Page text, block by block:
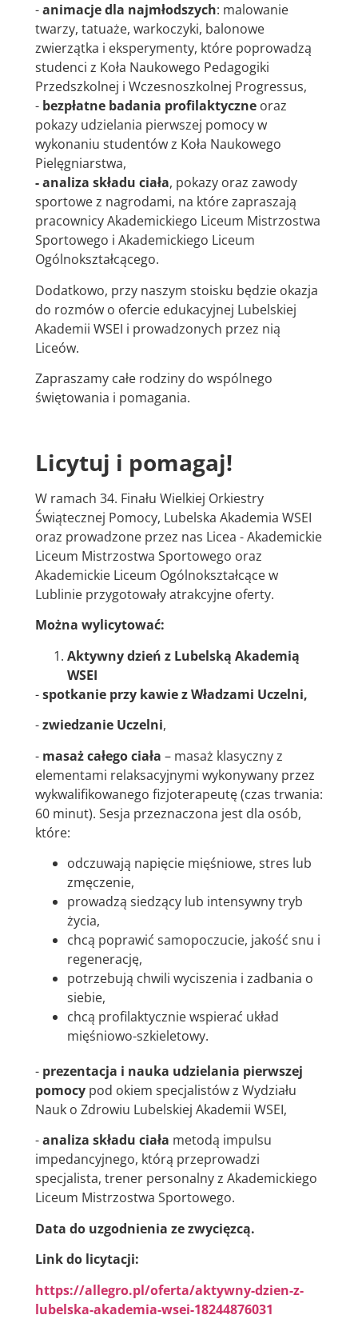
-animacje dla najmłodszych: malowanie
twarzy, tatuaże, warkoczyki, balonowe
zwierzątka i eksperymenty, które poprowadzą
studenci z Koła Naukowego Pedagogiki
Przedszkolnej i Wczesnoszkolnej Progressus,
- bezpłatne badania profilaktyczneoraz
pokazy udzielania pierwszej pomocy w
wykonaniu studentów z Koła Naukowego
Pielęgniarstwa,
- analiza składu ciała, pokazy oraz zawody
sportowe z nagrodami, na które zapraszają
pracownicy Akademickiego Liceum Mistrzostwa
Sportowego i Akademickiego Liceum
Ogólnokształcącego.
Dodatkowo, przy naszym stoisku będzie okazja
do rozmów o ofercie edukacyjnej Lubelskiej
Akademii WSEI i prowadzonych przez nią
Liceów.
Zapraszamy całe rodziny do wspólnego
świętowania i pomagania.
Licytuj i pomagaj!
W ramach 34. Finału Wielkiej Orkiestry
Świątecznej Pomocy, Lubelska Akademia WSEI
oraz prowadzone przez nas Licea - Akademickie
Liceum Mistrzostwa Sportowego oraz
Akademickie Liceum Ogólnokształcące w
Lublinie przygotowały atrakcyjne oferty.
Można wylicytować:
Aktywny dzień z Lubelską Akademią
WSEI
-spotkanie przy kawie z Władzami Uczelni,
-zwiedzanie Uczelni,
- masaż całego ciała – masaż klasyczny z
elementami relaksacyjnymi wykonywany przez
wykwalifikowanego fizjoterapeutę (czas trwania:
60 minut). Sesja przeznaczona jest dla osób,
które:
odczuwają napięcie mięśniowe, stres lub
zmęczenie,
prowadzą siedzący lub intensywny tryb
życia,
chcą poprawić samopoczucie, jakość snu i
regenerację,
potrzebują chwili wyciszenia i zadbania o
siebie,
chcą profilaktycznie wspierać układ
mięśniowo-szkieletowy.
- prezentacja i nauka udzielania pierwszej
pomocypod okiem specjalistów z Wydziału
Nauk o Zdrowiu Lubelskiej Akademii WSEI,
-analiza składu ciała metodą impulsu
impedancyjnego, którą przeprowadzi
specjalista, trener personalny z Akademickiego
Liceum Mistrzostwa Sportowego.
Data do uzgodnienia ze zwycięzcą.
Link do licytacji:
https://allegro.pl/oferta/aktywny-dzien-z-
lubelska-akademia-wsei-18244876031